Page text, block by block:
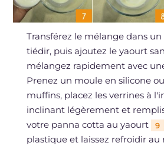
Transférez le mélange dans
tiédir, puis ajoutez le yaourt
mélangez rapidement avec
Prenez un moule en silicone
muffins, placez les verrines à
inclinant légèrement et
votre panna cotta au yaourt
9
plastique et laissez refroidir au